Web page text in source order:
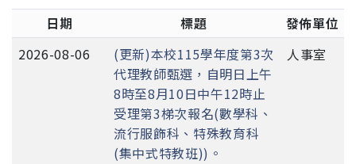
日期
標題
發佈單位
2026-08-06
(更新)本校115學年度第3次
代理教師甄選，自明日上午
8時至8月10日中午12時止
受理第3梯次報名(數學科、
流行服飾科、特殊教育科
(集中式特教班))。
人事室